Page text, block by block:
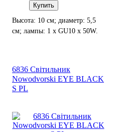
Купить
Высота: 10 см; диаметр: 5,5
см; лампы: 1 х GU10 х 50W.
6836 Світильник
Nowodvorski EYE BLACK
S PL